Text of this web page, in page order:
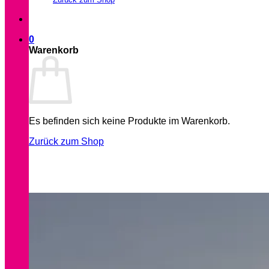
0
Warenkorb
Es befinden sich keine Produkte im Warenkorb.
Zurück zum Shop